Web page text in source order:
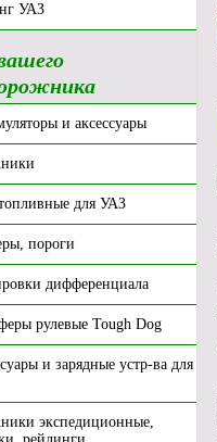
УАЗ
и аксессуары
для УАЗ
пороги
дифференциала
рулевые Tough Dog
и зарядные устр-ва для
экспедиционные,